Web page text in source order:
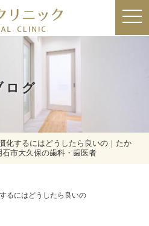
t
o
i
ログ
化するにはどうしたら良いの｜たか
市大久保の歯科・歯医者
るにはどうしたら良いの